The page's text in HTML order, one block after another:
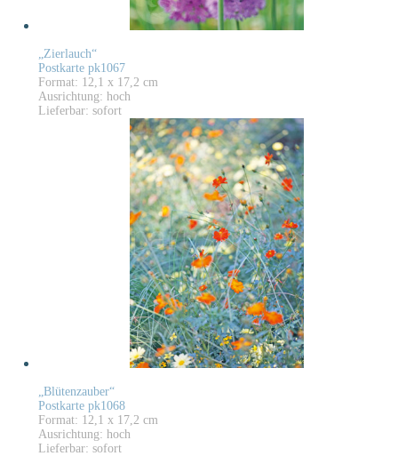
„Zierlauch“
Postkarte pk1067
Format: 12,1 x 17,2 cm
Ausrichtung: hoch
Lieferbar: sofort
„Blütenzauber“
Postkarte pk1068
Format: 12,1 x 17,2 cm
Ausrichtung: hoch
Lieferbar: sofort